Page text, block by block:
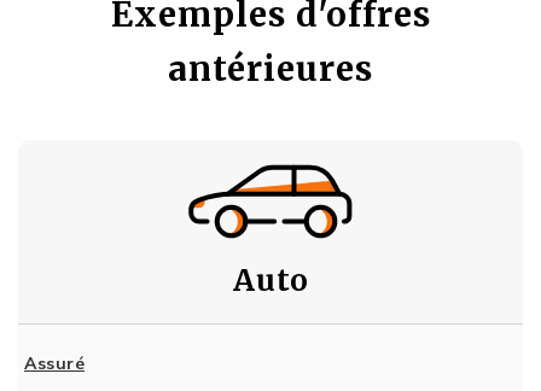
Exemples d'offres
antérieures
Auto
Assuré